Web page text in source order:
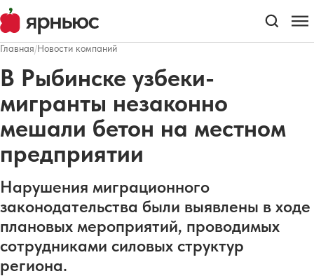
Главная/Новости компаний
В Рыбинске узбеки-
мигранты незаконно
мешали бетон на местном
предприятии
Нарушения миграционного
законодательства были выявлены в ходе
плановых мероприятий, проводимых
сотрудниками силовых структур
региона.